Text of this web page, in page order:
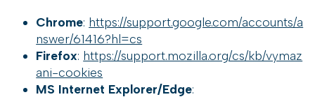
Chrome: https://support.google.com/accounts/a
nswer/61416?hl=cs
Firefox: https://support.mozilla.org/cs/kb/vymaz
ani-cookies
MS Internet Explorer/Edge: